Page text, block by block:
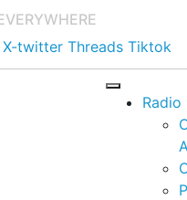
X-twitter Threads Tiktok
Radio